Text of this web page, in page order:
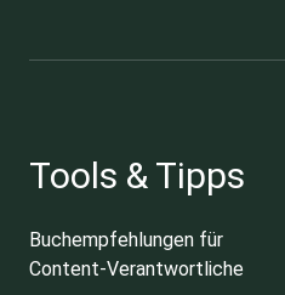
Tools & Tipps
Buchempfehlungen für
Content-Verantwortliche